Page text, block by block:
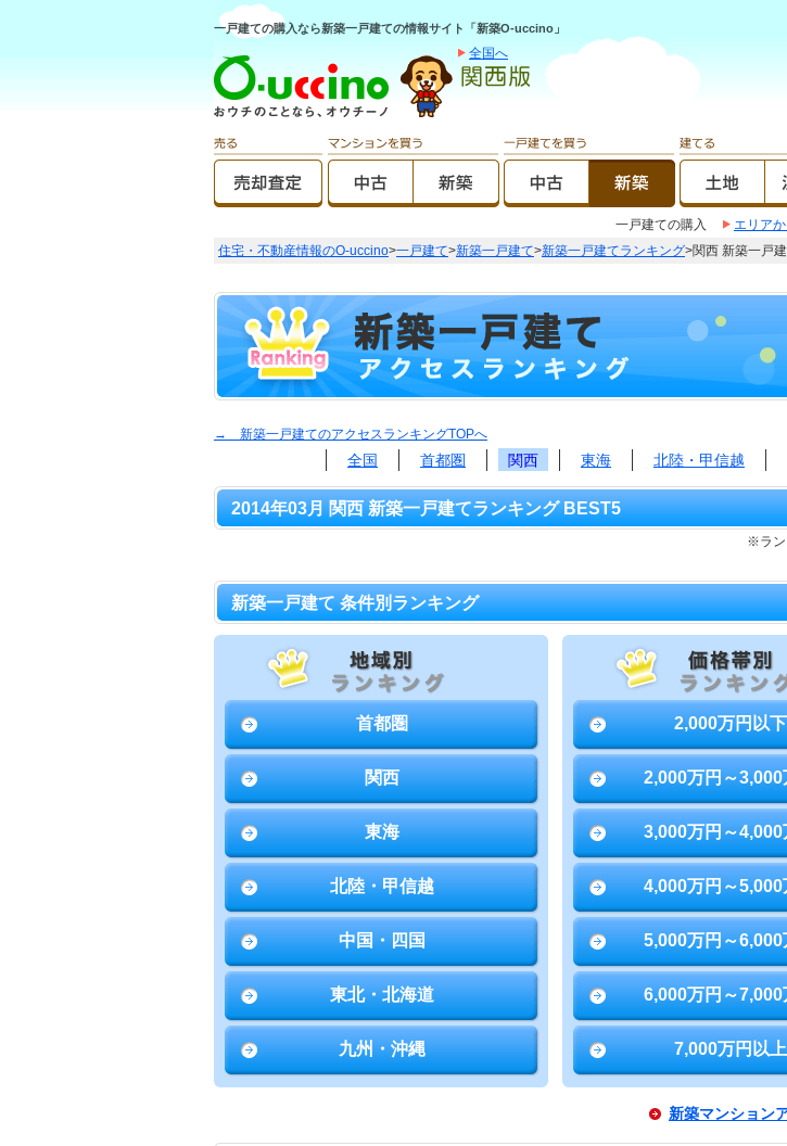
一戸建ての購入なら新築一戸建ての情報サイト「新築O-uccino」
全国へ
一戸建ての購入 エリア
住宅・不動産情報のO-uccino>一戸建て>新築一戸建て>新築一戸建てランキング>関西 新築一戸
→ 新築一戸建てのアクセスランキングTOPへ
全国 首都圏 関西 東海 北陸・甲信越
2014年03月 関西 新築一戸建てランキング BEST5
※ラン
新築一戸建て 条件別ランキング
首都圏
関西
東海
北陸・甲信越
中国・四国
東北・北海道
九州・沖縄
2,000万円以下
2,000万円～3,000
3,000万円～4,000
4,000万円～5,000
5,000万円～6,000
6,000万円～7,000
7,000万円以上
新築マンション